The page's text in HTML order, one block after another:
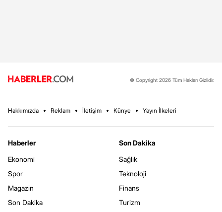
© Copyright 2026 Tüm Hakları Gizlidir.
Hakkımızda Reklam İletişim Künye Yayın İlkeleri
Haberler
Ekonomi
Spor
Magazin
Son Dakika
Son Dakika
Sağlık
Teknoloji
Finans
Turizm